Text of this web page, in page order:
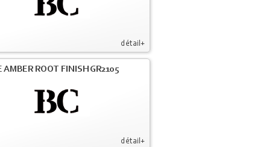
détail+
détail+
AMBER ROOT FINISH GR2105